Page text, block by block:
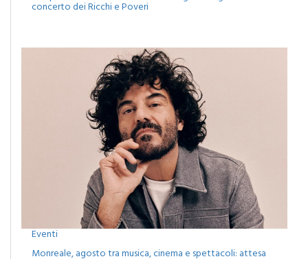
Monreale, agosto tra musica, cinema e spettacoli: attesa
per il concerto di Francesco Renga